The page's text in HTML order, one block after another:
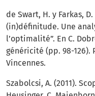
de Swart, H. y Farkas,
(in)définitude. Une
l’optimalité”. En C.
généricité (pp. 98-126).
Vincennes.
Szabolcsi, A. (2011).